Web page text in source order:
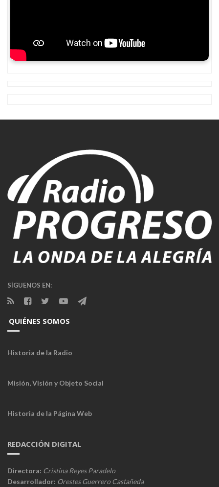
SÍGUENOS EN:
QUIÉNES SOMOS
Historia de la Radio
Misión, Visión y Objeto Social
Historia de la Página Web
REDACCIÓN DIGITAL
Directora: Cristina Reyes Paradelo
Desarrollador: Orestes Guerrero Castañeda